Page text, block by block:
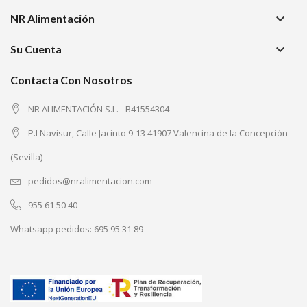
NR Alimentación keyboard_arrow_down
Su Cuenta keyboard_arrow_down
Contacta Con Nosotros
NR ALIMENTACIÓN S.L. - B41554304
P.I Navisur, Calle Jacinto 9-13 41907 Valencina de la Concepción
(Sevilla)
pedidos@nralimentacion.com
955 61 50 40
Whatsapp pedidos: 695 95 31 89